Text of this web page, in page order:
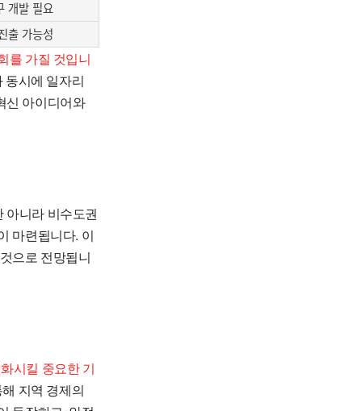
개발 필요
출 가능성
를 가질 것입니
동시에 일자리
신 아이디어와
아니라 비수도권
마련됩니다. 이
으로 전망됩니
시킬 중요한 기
지역 경제의